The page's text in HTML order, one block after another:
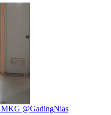
MKG @GadingNias